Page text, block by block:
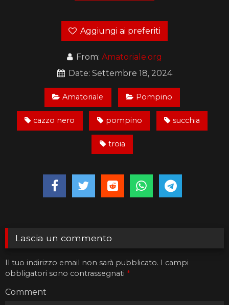
Aggiungi ai preferiti
From: Amatoriale.org
Date: Settembre 18, 2024
Amatoriale Pompino
cazzo nero pompino succhia
troia
Lascia un commento
Il tuo indirizzo email non sarà pubblicato. I campi
obbligatori sono contrassegnati *
Comment